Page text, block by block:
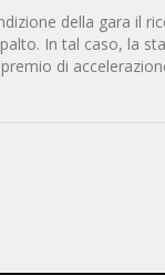
della gara il
In tal caso, la
di